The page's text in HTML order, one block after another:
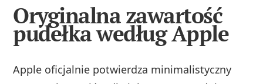
Oryginalna zawartość
pudełka według Apple
Apple oficjalnie potwierdza minimalistyczny